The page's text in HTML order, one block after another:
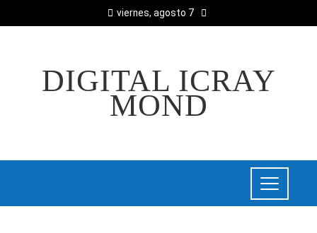
viernes, agosto 7
DIGITAL ICRAY
MOND